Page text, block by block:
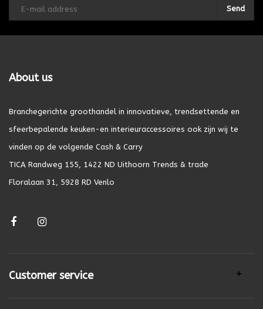
Send
About us
Branchegerichte groothandel in innovatieve, trendsettende en
sfeerbepalende keuken-en interieuraccessoires ook zijn wij te
vinden op de volgende Cash & Carry
TICA Randweg 155, 1422 ND Uithoorn Trends & trade
Floralaan 31, 5928 RD Venlo
Customer service